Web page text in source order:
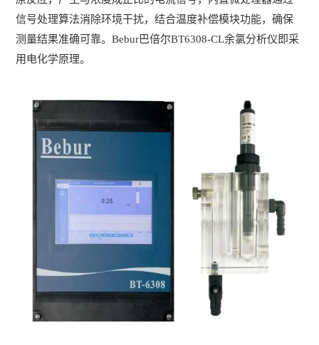
信号处理算法消除环境干扰，结合温度补偿模块功能，确保
测量结果准确可靠。Bebur巴倍尔BT6308-CL余氯分析仪即采
用电化学原理。